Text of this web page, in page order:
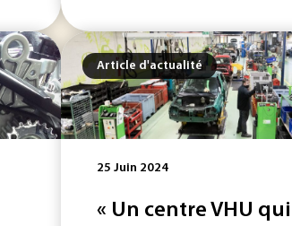
Article d'actualité
25 Juin 2024
« Un centre VHU qui